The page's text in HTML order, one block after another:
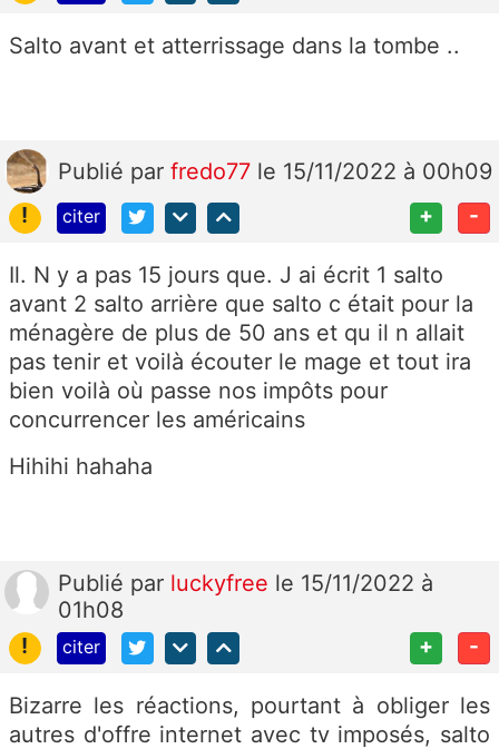
Salto avant et atterrissage dans la tombe ..
Publié par fredo77 le 15/11/2022 à 00h09
!
citer + -
Il. N y a pas 15 jours que. J ai écrit 1 salto
avant 2 salto arrière que salto c était pour la
ménagère de plus de 50 ans et qu il n allait
pas tenir et voilà écouter le mage et tout ira
bien voilà où passe nos impôts pour
concurrencer les américains
Hihihi hahaha
Publié par luckyfree le 15/11/2022 à
01h08
!
citer + -
Bizarre les réactions, pourtant à obliger les
autres d'offre internet avec tv imposés, salto